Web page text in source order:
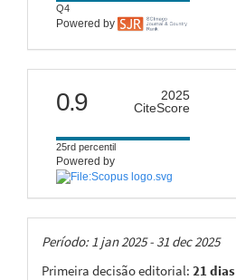
Q4
Powered by
citescore
0.9
2025
CiteScore
25rd percentil
Powered by
Taxas
Período: 1 jan 2025 - 31 dec 2025
Primeira decisão editorial: 21 dias